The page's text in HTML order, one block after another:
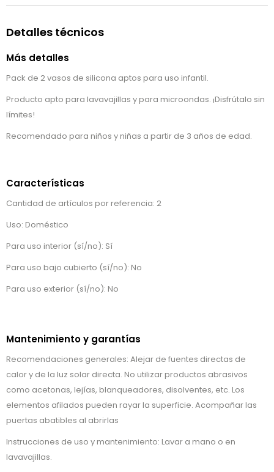
Detalles técnicos
Más detalles
Pack de 2 vasos de silicona aptos para uso infantil.
Producto apto para lavavajillas y para microondas. ¡Disfrútalo sin
límites!
Recomendado para niños y niñas a partir de 3 años de edad.
Características
Cantidad de artículos por referencia: 2
Uso: Doméstico
Para uso interior (sí/no): Sí
Para uso bajo cubierto (sí/no): No
Para uso exterior (sí/no): No
Mantenimiento y garantías
Recomendaciones generales: Alejar de fuentes directas de
calor y de la luz solar directa. No utilizar productos abrasivos
como acetonas, lejías, blanqueadores, disolventes, etc. Los
elementos afilados pueden rayar la superficie. Acompañar las
puertas abatibles al abrirlas
Instrucciones de uso y mantenimiento: Lavar a mano o en
lavavajillas.